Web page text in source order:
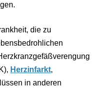
die zu
Herzinfarkt,
in anderen